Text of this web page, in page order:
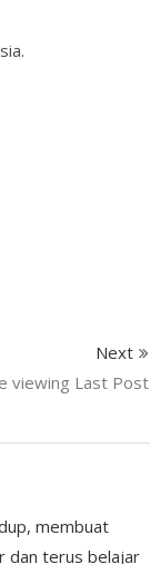
Next
viewing Last Post
membuat
dan terus belajar